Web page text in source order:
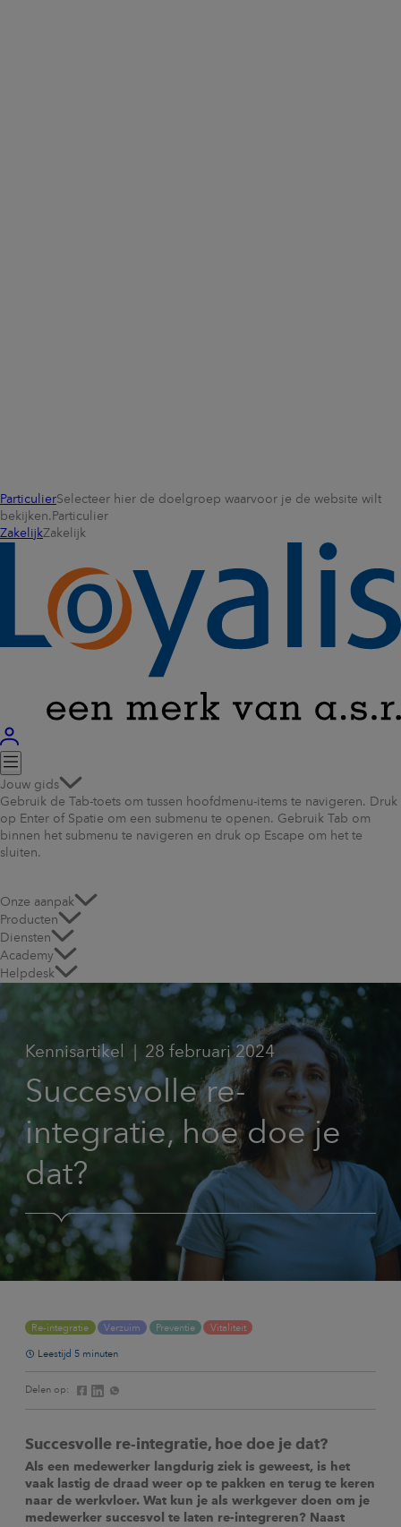
ParticulierSelecteer hier de doelgroep waarvoor je de website wilt
bekijken. Particulier
ZakelijkZakelijk
Jouw gids
Gebruik de Tab-toets om tussen hoofdmenu-items te navigeren. Druk
op Enter of Spatie om een submenu te openen. Gebruik Tab om
binnen het submenu te navigeren en druk op Escape om het te
sluiten.
Onze aanpak
Producten
Diensten
Academy
Helpdesk
Kennisartikel 28 februari 2024
Succesvolle re-
integratie, hoe doe je
dat?
Succesvolle re-integratie, hoe doe je dat?
Als een medewerker langdurig ziek is geweest, is het
vaak lastig de draad weer op te pakken en terug te keren
naar de werkvloer. Wat kun je als werkgever doen om je
medewerker succesvol te laten re-integreren? Naast
Re-integratie Verzuim Preventie Vitaliteit
Leestijd 5 minuten
Delen op: